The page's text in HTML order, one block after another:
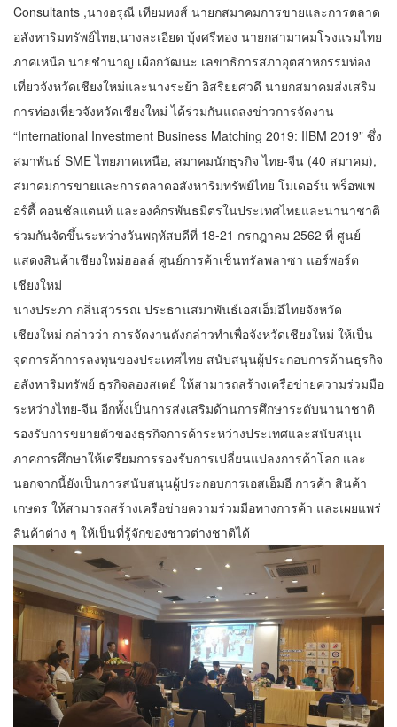
Consultants ,นางอรุณี เทียมหงส์ นายกสมาคมการขายและการตลาด
อสังหาริมทรัพย์ไทย,นางละเอียด บุ้งศรีทอง นายกสามาคมโรงแรมไทย
ภาคเหนือ นายชำนาญ เผือกวัฒนะ เลขาธิการสภาอุตสาหกรรมท่อง
เที่ยวจังหวัดเชียงใหม่และนางระย้า อิสริยยศวดี นายกสมาคมส่งเสริม
การท่องเที่ยวจังหวัดเชียงใหม่ ได้ร่วมกันแถลงข่าวการจัดงาน
“International Investment Business Matching 2019: IIBM 2019” ซึ่ง
สมาพันธ์ SME ไทยภาคเหนือ, สมาคมนักธุรกิจ ไทย-จีน (40 สมาคม),
สมาคมการขายและการตลาดอสังหาริมทรัพย์ไทย โมเดอร์น พร็อพเพ
อร์ตี้ คอนซัลแตนท์ และองค์กรพันธมิตรในประเทศไทยและนานาชาติ
ร่วมกันจัดขึ้นระหว่างวันพฤหัสบดีที่ 18-21 กรกฎาคม 2562 ที่ ศูนย์
แสดงสินค้าเชียงใหม่ฮอลล์ ศูนย์การค้าเช็นทรัลพลาซา แอร์พอร์ต
เชียงใหม่
นางประภา กลิ่นสุวรรณ ประธานสมาพันธ์เอสเอ็มอีไทยจังหวัด
เชียงใหม่ กล่าวว่า การจัดงานดังกล่าวทำเพื่อจังหวัดเชียงใหม่ ให้เป็น
จุดการค้าการลงทุนของประเทศไทย สนับสนุนผู้ประกอบการด้านธุรกิจ
อสังหาริมทรัพย์ ธุรกิจลองสเตย์ ให้สามารถสร้างเครือข่ายความร่วมมือ
ระหว่างไทย-จีน อีกทั้งเป็นการส่งเสริมด้านการศึกษาระดับนานาชาติ
รองรับการขยายตัวของธุรกิจการค้าระหว่างประเทศและสนับสนุน
ภาคการศึกษาให้เตรียมการรองรับการเปลี่ยนแปลงการค้าโลก และ
นอกจากนี้ยังเป็นการสนับสนุนผู้ประกอบการเอสเอ็มอี การค้า สินค้า
เกษตร ให้สามารถสร้างเครือข่ายความร่วมมือทางการค้า และเผยแพร่
สินค้าต่าง ๆ ให้เป็นที่รู้จักของชาวต่างชาติได้